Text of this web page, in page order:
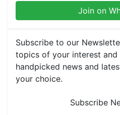
Join on
Subscribe to our
topics of your interest and
handpicked news and
your choice.
Subscribe